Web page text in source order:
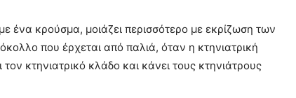
ένα κρούσμα, μοιάζει περισσότερο με εκρίζωση των
που έρχεται από παλιά, όταν η κτηνιατρική
κτηνιατρικό κλάδο και κάνει τους κτηνιάτρους